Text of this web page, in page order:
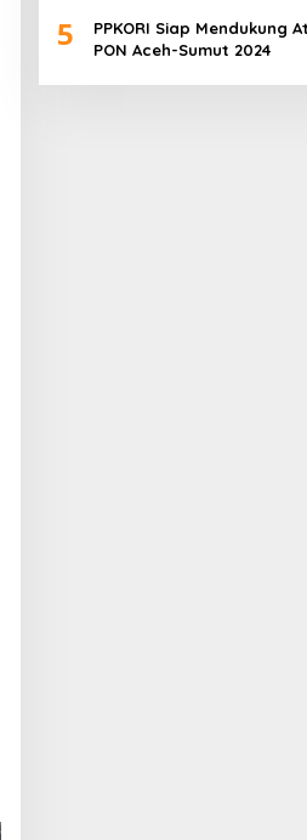
5
PPKORI Siap Mendukung
PON Aceh-Sumut 2024